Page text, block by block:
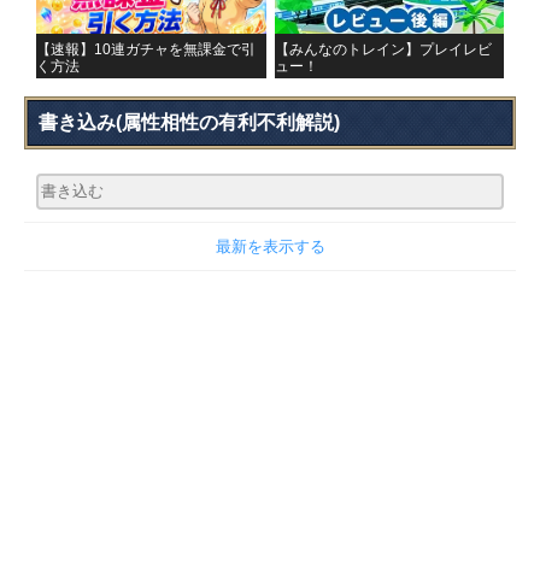
【速報】10連ガチャを無課金で引
く方法
【みんなのトレイン】プレイレビ
ュー！
書き込み(属性相性の有利不利解説)
最新を表示する